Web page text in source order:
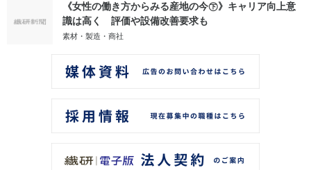
《女性の働き方からみる産地の今㊦》キャリア向上意
識は高く 評価や設備改善要求も
素材・製造・商社